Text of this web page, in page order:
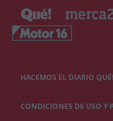
HACEMOS EL DIARIO QUÉ!
CONDICIONES DE USO Y